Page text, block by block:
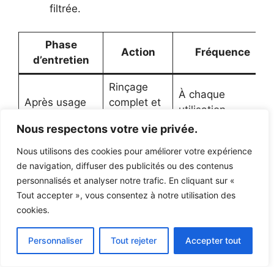
Nous respectons votre vie privée.
Nous utilisons des cookies pour améliorer votre expérience
de navigation, diffuser des publicités ou des contenus
personnalisés et analyser notre trafic. En cliquant sur «
Tout accepter », vous consentez à notre utilisation des
cookies.
Personnaliser Tout rejeter Accepter tout
filtrée.
Phase
d’entretien
Action Fréquence
Après usage
Rinçage
complet et
À chaque
utilisation
Périodique
nettoyage
des filtres
céramiques
Après 5 à 10
utilisations
Remplacement
et
membranes
recommandations
fabricant (ex.